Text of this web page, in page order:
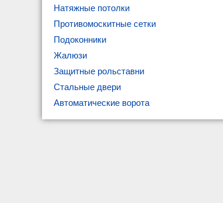
Натяжные потолки
Противомоскитные сетки
Подоконники
Жалюзи
Защитные рольставни
Стальные двери
Автоматические ворота